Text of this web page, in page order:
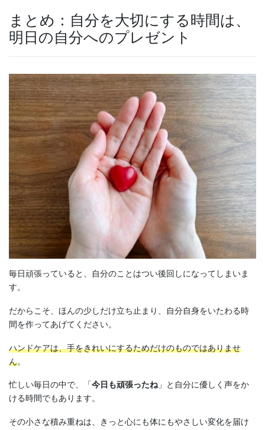
まとめ：自分を大切にする時間は、
明日の自分へのプレゼント
毎日頑張っていると、自分のことはつい後回しになってしまいま
す。
だからこそ、ほんの少しだけ立ち止まり、自分自身をいたわる時
間を作ってあげてください。
ハンドケアは、手をきれいにするためだけのものではありませ
ん。
忙しい毎日の中で、「今日も頑張ったね」と自分に優しく声をか
ける時間でもあります。
その小さな積み重ねは、きっと心にも体にもやさしい変化を届け